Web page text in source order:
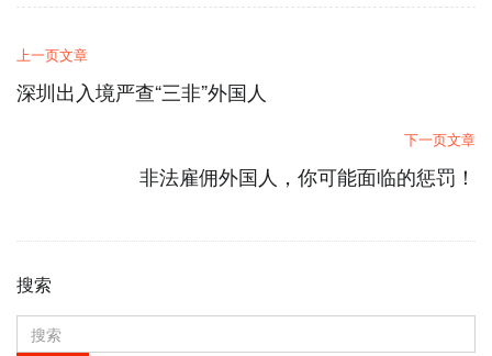
上一页文章
深圳出入境严查“三非”外国人
下一页文章
非法雇佣外国人，你可能面临的惩罚！
搜索
搜
索